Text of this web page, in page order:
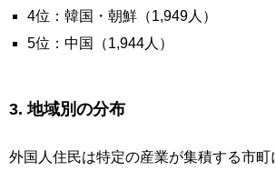
4位：韓国・朝鮮（1,949人）
5位：中国（1,944人）
3. 地域別の分布
外国人住民は特定の産業が集積する市町